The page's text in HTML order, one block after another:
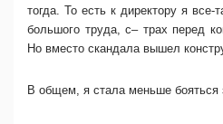
тогда. То есть к директору я
большого труда, с– трах перед
Но вместо скандала вышел
В общем, я стала меньше бояться